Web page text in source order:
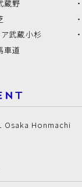
蔵野
ア武蔵小杉
車道
Osaka Honmachi